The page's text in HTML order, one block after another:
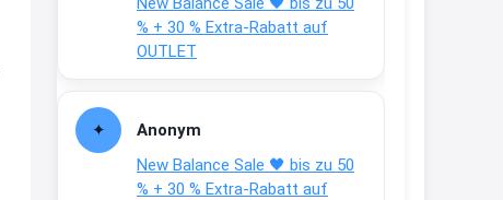
% + 30 % Extra-Rabatt auf
OUTLET
Anonym
New Balance Sale 🖤 bis zu 50
% + 30 % Extra-Rabatt auf
Text weiter unten
shop.bioeg.de/aufkleber-
achtun...
↩
Joachim